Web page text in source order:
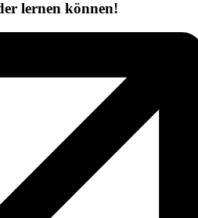
lernen können!